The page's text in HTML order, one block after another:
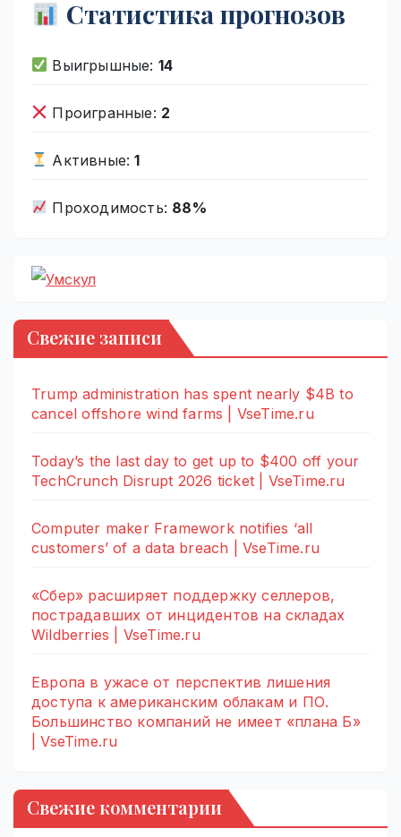
Статистика прогнозов
Выигрышные: 14
Проигранные: 2
Активные:1
Проходимость: 88%
Свежие записи
Trump administration has spent nearly $4B to
cancel offshore wind farms | VseTime.ru
Today’s the last day to get up to $400 off your
TechCrunch Disrupt 2026 ticket | VseTime.ru
Computer maker Framework notifies ‘all
customers’ of a data breach | VseTime.ru
«Сбер» расширяет поддержку селлеров,
пострадавших от инцидентов на складах
Wildberries | VseTime.ru
Европа в ужасе от перспектив лишения
доступа к американским облакам и ПО.
Большинство компаний не имеет «плана Б»
| VseTime.ru
Свежие комментарии